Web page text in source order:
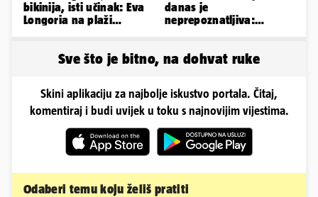
bikinija, isti učinak: Eva
Longoria na plaži
danas je
neprepoznatljiva:
Sve što je bitno, na dohvat ruke
Skini aplikaciju za najbolje iskustvo portala. Čitaj,
komentiraj i budi uvijek u toku s najnovijim vijestima.
Odaberi temu koju želiš pratiti